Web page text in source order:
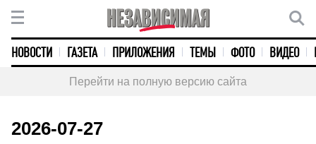
НОВОСТИ ГАЗЕТА ПРИЛОЖЕНИЯ ТЕМЫ ФОТО ВИДЕО
Перейти на полную версию сайта
2026-07-27